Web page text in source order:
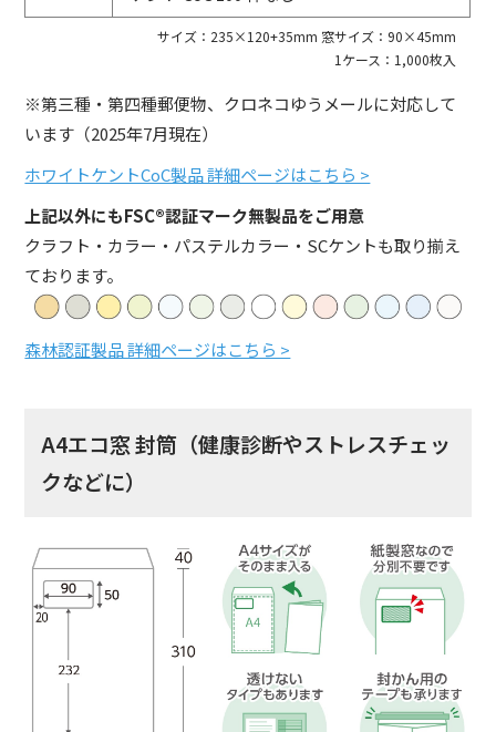
サイズ：235×120+35mm 窓サイズ：90×45mm
1ケース：1,000枚入
※第三種・第四種郵便物、クロネコゆうメールに対応して
います（2025年7月現在）
ホワイトケントCoC製品 詳細ページはこちら >
上記以外にもFSC®認証マーク無製品をご用意
クラフト・カラー・パステルカラー・SCケントも取り揃え
ております。
森林認証製品 詳細ページはこちら >
A4エコ窓 封筒（健康診断やストレスチェッ
クなどに）